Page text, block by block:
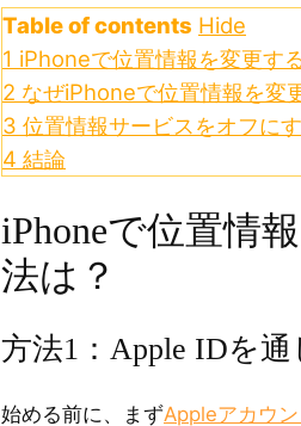
Table of contents Hide
1 iPhoneで位置情報を変更す
2 なぜiPhoneで位置情報を変
3 位置情報サービスをオフに
4 結論
iPhoneで位置情
法は？
方法1：Apple IDを通
始める前に、まずAppleアカウ